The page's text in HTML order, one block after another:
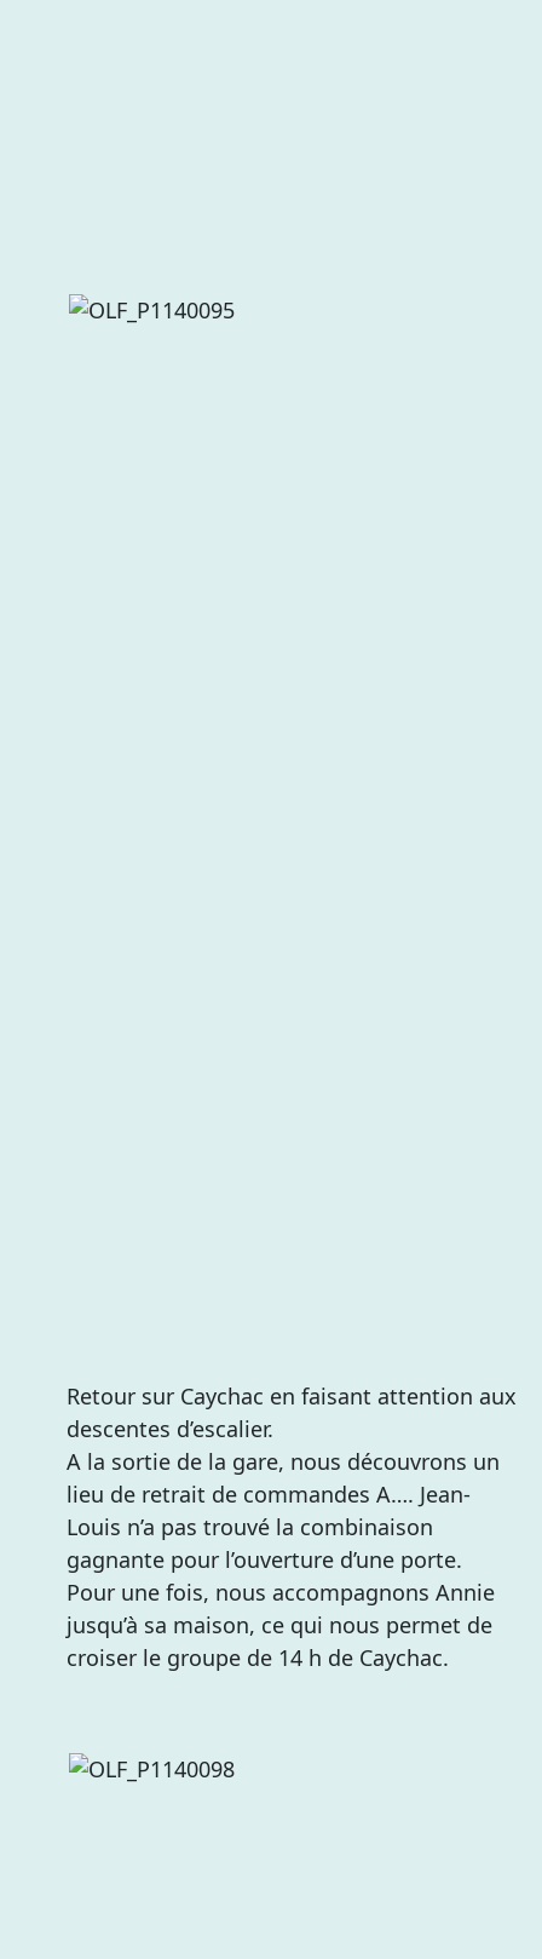
Retour sur Caychac en faisant attention aux
descentes d’escalier.
A la sortie de la gare, nous découvrons un
lieu de retrait de commandes A…. Jean-
Louis n’a pas trouvé la combinaison
gagnante pour l’ouverture d’une porte.
Pour une fois, nous accompagnons Annie
jusqu’à sa maison, ce qui nous permet de
croiser le groupe de 14 h de Caychac.